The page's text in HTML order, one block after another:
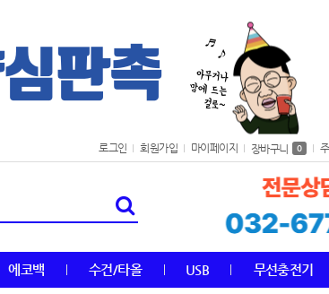
로그인 회원가입 마이페이지 장바구니 0
에코백 수건/타올 USB 무선충전기